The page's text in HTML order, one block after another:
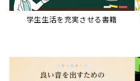
学生生活を充実させる書籍